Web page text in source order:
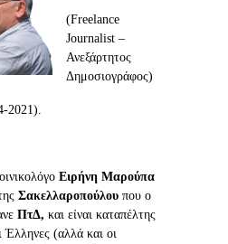
(Freelance
Journalist –
Ανεξάρτητος
Δημοσιογράφος)
2021).
Ειρήνη Μαρούπα
Σακελλαροπούλου που ο
ΠτΔ, και είναι καταπέλτης
Έλληνες (αλλά και οι